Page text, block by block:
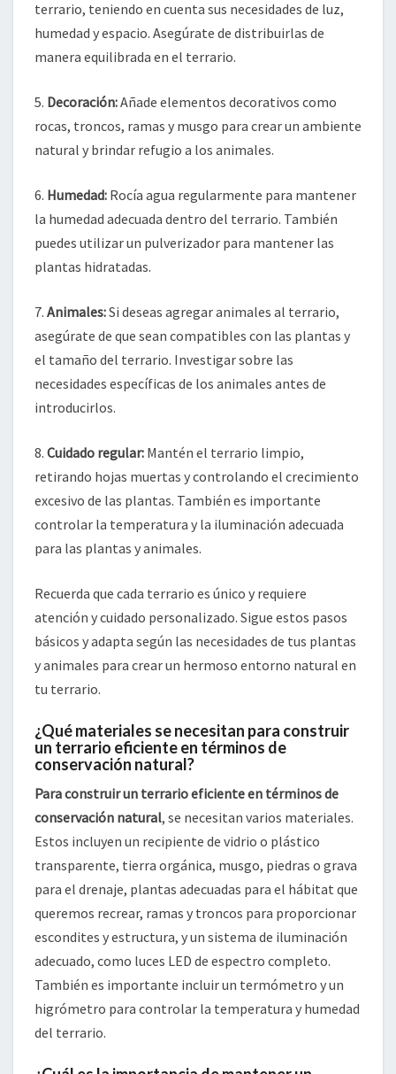
terrario, teniendo en cuenta sus necesidades de luz,
humedad y espacio. Asegúrate de distribuirlas de
manera equilibrada en el terrario.
5. Decoración:Añade elementos decorativos como
rocas, troncos, ramas y musgo para crear un ambiente
natural y brindar refugio a los animales.
6. Humedad: Rocía agua regularmente para mantener
la humedad adecuada dentro del terrario. También
puedes utilizar un pulverizador para mantener las
plantas hidratadas.
7. Animales:Si deseas agregar animales al terrario,
asegúrate de que sean compatibles con las plantas y
el tamaño del terrario. Investigar sobre las
necesidades específicas de los animales antes de
introducirlos.
8. Cuidado regular: Mantén el terrario limpio,
retirando hojas muertas y controlando el crecimiento
excesivo de las plantas. También es importante
controlar la temperatura y la iluminación adecuada
para las plantas y animales.
Recuerda que cada terrario es único y requiere
atención y cuidado personalizado. Sigue estos pasos
básicos y adapta según las necesidades de tus plantas
y animales para crear un hermoso entorno natural en
tu terrario.
¿Qué materiales se necesitan para construir
un terrario eficiente en términos de
conservación natural?
Para construir un terrario eficiente en términos de
conservación natural, se necesitan varios materiales.
Estos incluyen un recipiente de vidrio o plástico
transparente, tierra orgánica, musgo, piedras o grava
para el drenaje, plantas adecuadas para el hábitat que
queremos recrear, ramas y troncos para proporcionar
escondites y estructura, y un sistema de iluminación
adecuado, como luces LED de espectro completo.
También es importante incluir un termómetro y un
higrómetro para controlar la temperatura y humedad
del terrario.